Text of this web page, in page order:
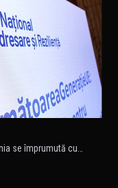
se împrumută cu…